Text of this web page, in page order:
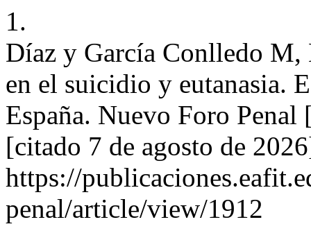
1.
Díaz y García Conlledo M,
en el suicidio y eutanasia.
España. Nuevo Foro
[citado 7 de agosto de
https://
penal/article/view/1912